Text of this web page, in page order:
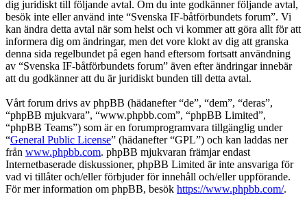
dig juridiskt till följande avtal. Om du inte godkänner följande avtal,
besök inte eller använd inte “Svenska IF-båtförbundets forum”. Vi
kan ändra detta avtal när som helst och vi kommer att göra allt för att
informera dig om ändringar, men det vore klokt av dig att granska
denna sida regelbundet på egen hand eftersom fortsatt användning
av “Svenska IF-båtförbundets forum” även efter ändringar innebär
att du godkänner att du är juridiskt bunden till detta avtal.
Vårt forum drivs av phpBB (hädanefter “de”, “dem”, “deras”,
“phpBB mjukvara”, “www.phpbb.com”, “phpBB Limited”,
“phpBB Teams”) som är en forumprogramvara tillgänglig under
“General Public License” (hädanefter “GPL”) och kan laddas ner
från www.phpbb.com. phpBB mjukvaran främjar endast
Internetbaserade diskussioner, phpBB Limited är inte ansvariga för
vad vi tillåter och/eller förbjuder för innehåll och/eller uppförande.
För mer information om phpBB, besök https://www.phpbb.com/.